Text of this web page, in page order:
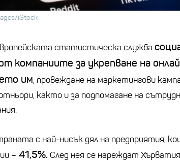
iStock
статистическа служба
компаниите за укрепване на
им, провеждане на маркетингови
както и за подпомагане на
с най-нисък дял на предприятия,
– 41,5%. След нея се нареждат